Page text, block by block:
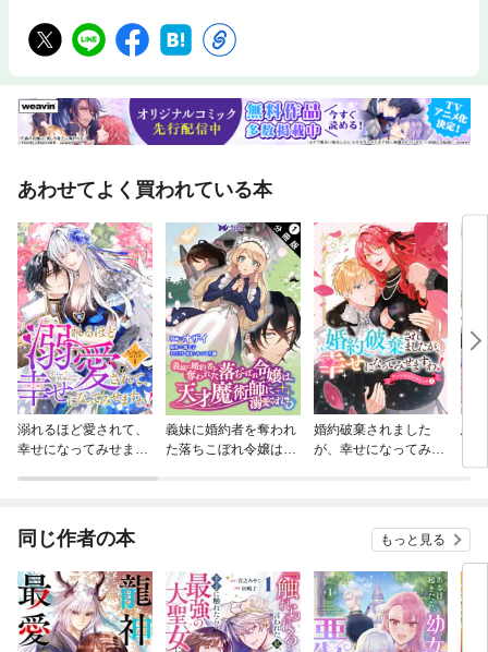
あわせてよく買われている本
溺れるほど愛されて、
幸せになってみせます
義妹に婚約者を奪われ
た落ちこぼれ令嬢は、
婚約破棄されました
が、幸せになってみせ
悪
全
ソ
同じ作者の本 もっと見る